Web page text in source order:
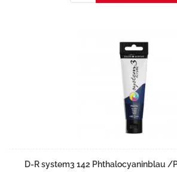
D-R system3 142 Phthalocyaninblau /